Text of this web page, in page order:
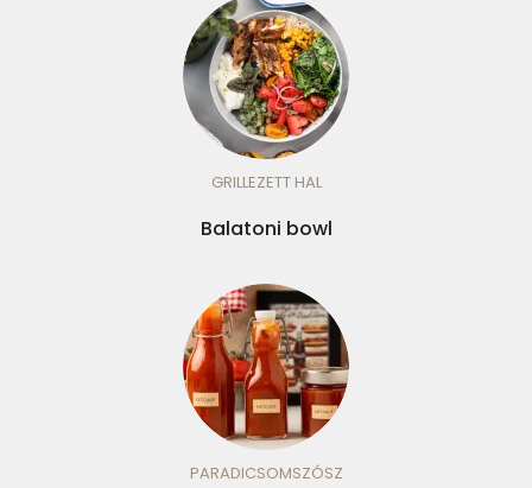
GRILLEZETT HAL
Balatoni bowl
PARADICSOMSZÓSZ